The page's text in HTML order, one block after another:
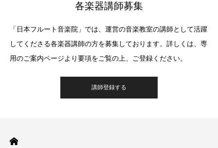
各楽器講師募集
「日本フルート音楽院」では、運営の音楽教室の講師として活躍
してくださる各楽器講師の方を募集しております。詳しくは、専
用のご案内ページより要項をご覧の上、ご登録ください。
講師登録する